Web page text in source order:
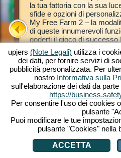
la tua fattoria con la sua
sfide e opzioni di
My Free Farm 2 – la
di queste innumerevoli
goderti il gioco di
tuo PC. La versione gioco
stesso divertimento dello
conosci e ami. Tieni gli
immagazzina il raccolto e
per i tuoi clienti. Iscriviti
giocare!
upjers (Note Legali) utilizza i
dei dati, per fornire servizi di
pubblicità personalizzata. Per
nostro Informativa sulla
sull'elaborazione dei dati da
https://
Per consentire l'uso dei cookies
pulsante
Puoi modificare le tue
pulsante "Cookies" nella
ACCETTA